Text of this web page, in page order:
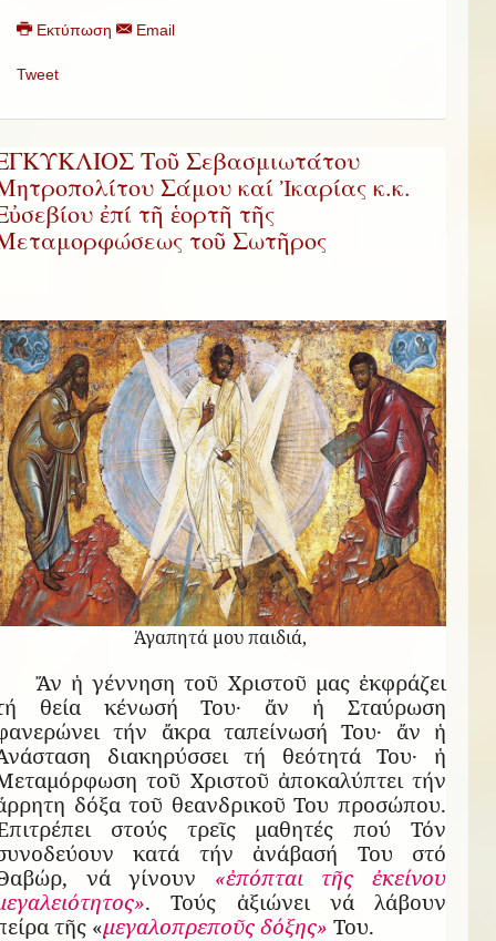
Εκτύπωση Email
Tweet
Τοῦ Σεβασμιωτάτου
Σάμου καί Ἰκαρίας κ.κ.
ἐπί τῆ ἑορτῆ τῆς
τοῦ Σωτῆρος
Ἀγαπητά μου παιδιά,
Ἄν ἡ γέννηση τοῦ Χριστοῦ μας ἐκφράζει
θεία κένωσή Του· ἄν ἡ Σταύρωση
τήν ἄκρα ταπείνωσή Του· ἄν ἡ
διακηρύσσει τή θεότητά Του· ἡ
τοῦ Χριστοῦ ἀποκαλύπτει τήν
δόξα τοῦ θεανδρικοῦ Του προσώπου.
στούς τρεῖς μαθητές πού Τόν
κατά τήν ἀνάβασή Του στό
νά γίνουν «ἐπόπται τῆς ἐκείνου
. Τούς ἀξιώνει νά λάβουν
τῆς «μεγαλοπρεποῦς δόξης» Του.